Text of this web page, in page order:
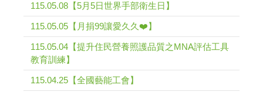
115.05.08【5月5日世界手部衛生日】
115.05.05【月捐99讓愛久久❤️】
115.05.04【提升住民營養照護品質之MNA評估工具
教育訓練】
115.04.25【全國藝能工會】